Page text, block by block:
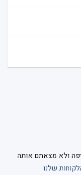
ולא מצאתם אותה
שלנו